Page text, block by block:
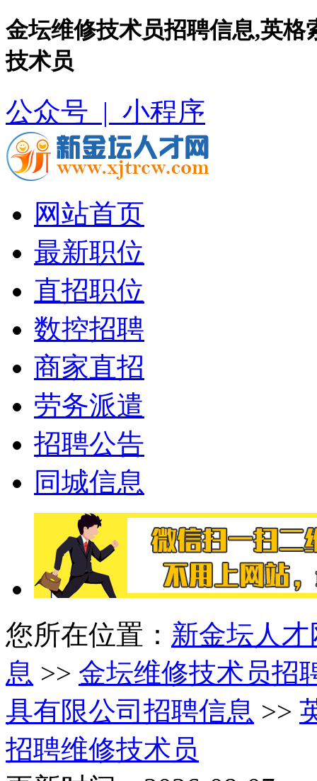
金坛维修技术员招聘信息,英
技术员
公众号 | 小程序
网站首页
最新职位
直招职位
数控招聘
商家直招
劳务派遣
招聘公告
同城信息
您所在位置： 新金坛人才
息 >> 金坛维修技术员招
具有限公司招聘信息 >>
招聘维修技术员